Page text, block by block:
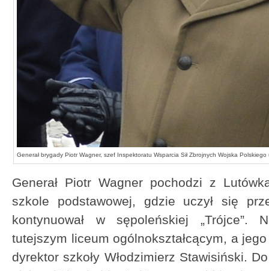
Generał brygady Piotr Wagner, szef Inspektoratu Wsparcia Sił Zbrojnych Wojska
Generał Piotr Wagner pochodzi z
szkole podstawowej, gdzie uczył się
kontynuował w sępoleńskiej „Trójce”.
tutejszym liceum ogólnokształcącym, a
dyrektor szkoły Włodzimierz Stawisiński.